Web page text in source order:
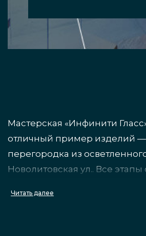
Читать далее
Мастерская «Инфинити
отличный пример изделий
перегородка из
Новолитовская ул.. Все